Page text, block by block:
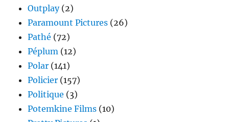
Outplay(2)
Paramount Pictures (26)
Pathé (72)
Péplum (12)
Polar (141)
Policier (157)
Politique (3)
Potemkine Films (10)